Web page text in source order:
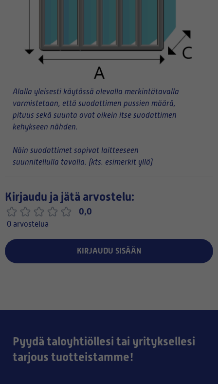
Alalla yleisesti käytössä olevalla merkintätavalla
varmistetaan, että suodattimen pussien määrä,
pituus sekä suunta ovat oikein itse suodattimen
kehykseen nähden.
Näin suodattimet sopivat laitteeseen
suunnitellulla tavalla. (kts. esimerkit yllä)
Kirjaudu ja jätä arvostelu:
0,0
0 arvostelua
KIRJAUDU SISÄÄN
Pyydä taloyhtiöllesi tai yrityksellesi
tarjous tuotteistamme!